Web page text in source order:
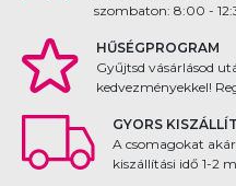
szombaton: 8:00 -
HŰSÉGPROGRAM
Gyűjtsd vásárlásod
kedvezményekkel!
GYORS
A csomagokat
kiszállítási idő 1-2